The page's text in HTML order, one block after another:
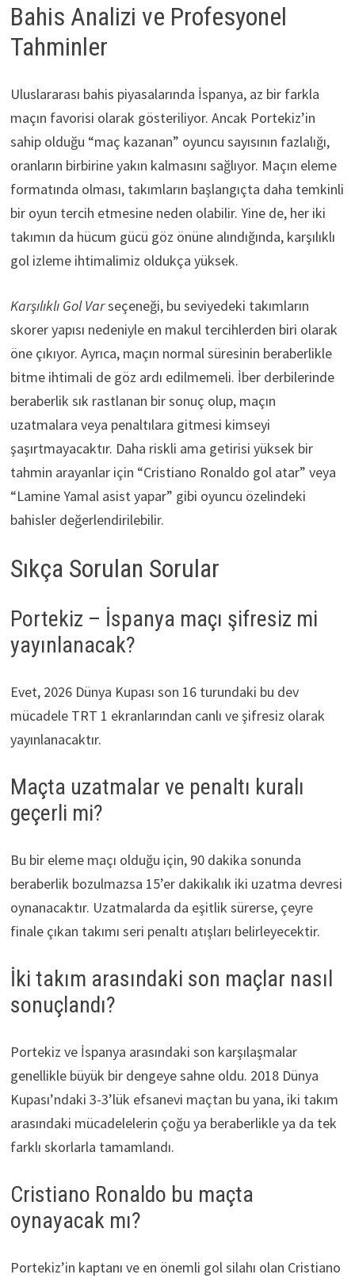
Bahis Analizi ve Profesyonel
Tahminler
Uluslararası bahis piyasalarında İspanya, az bir farkla
maçın favorisi olarak gösteriliyor. Ancak Portekiz’in
sahip olduğu “maç kazanan” oyuncu sayısının fazlalığı,
oranların birbirine yakın kalmasını sağlıyor. Maçın eleme
formatında olması, takımların başlangıçta daha temkinli
bir oyun tercih etmesine neden olabilir. Yine de, her iki
takımın da hücum gücü göz önüne alındığında, karşılıklı
gol izleme ihtimalimiz oldukça yüksek.
Karşılıklı Gol Varseçeneği, bu seviyedeki takımların
skorer yapısı nedeniyle en makul tercihlerden biri olarak
öne çıkıyor. Ayrıca, maçın normal süresinin beraberlikle
bitme ihtimali de göz ardı edilmemeli. İber derbilerinde
beraberlik sık rastlanan bir sonuç olup, maçın
uzatmalara veya penaltılara gitmesi kimseyi
şaşırtmayacaktır. Daha riskli ama getirisi yüksek bir
tahmin arayanlar için “Cristiano Ronaldo gol atar” veya
“Lamine Yamal asist yapar” gibi oyuncu özelindeki
bahisler değerlendirilebilir.
Sıkça Sorulan Sorular
Portekiz – İspanya maçı şifresiz mi
yayınlanacak?
Evet, 2026 Dünya Kupası son 16 turundaki bu dev
mücadele TRT 1 ekranlarından canlı ve şifresiz olarak
yayınlanacaktır.
Maçta uzatmalar ve penaltı kuralı
geçerli mi?
Bu bir eleme maçı olduğu için, 90 dakika sonunda
beraberlik bozulmazsa 15’er dakikalık iki uzatma devresi
oynanacaktır. Uzatmalarda da eşitlik sürerse, çeyre
finale çıkan takımı seri penaltı atışları belirleyecektir.
İki takım arasındaki son maçlar nasıl
sonuçlandı?
Portekiz ve İspanya arasındaki son karşılaşmalar
genellikle büyük bir dengeye sahne oldu. 2018 Dünya
Kupası’ndaki 3-3’lük efsanevi maçtan bu yana, iki takım
arasındaki mücadelelerin çoğu ya beraberlikle ya da tek
farklı skorlarla tamamlandı.
Cristiano Ronaldo bu maçta
oynayacak mı?
Portekiz’in kaptanı ve en önemli gol silahı olan Cristiano